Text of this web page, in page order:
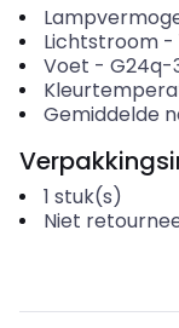
Lichtstroom-
Voet - G24q-
Gemiddelde
1 stuk(s)
Niet